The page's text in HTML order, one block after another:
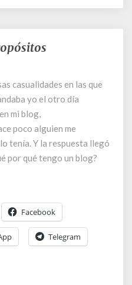
casualidades en las que
yo el otro día
mi blog,
poco alguien me
tenía. Y la respuesta llegó
por qué tengo un blog?
Facebook
Telegram